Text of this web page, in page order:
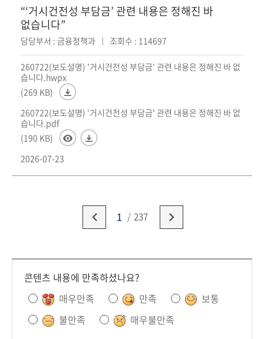
“‘거시건전성 부담금’ 관련 내용은 정해진 바
없습니다”
담당부서 : 금융정책과 조회수 : 114697
260722(보도설명) '거시건전성 부담금' 관련 내용은 정해진 바 없
습니다.hwpx
(269 KB)
260722(보도설명) '거시건전성 부담금' 관련 내용은 정해진 바 없
습니다.pdf
(190 KB)
2026-07-23
1 237
콘텐츠 내용에 만족하셨나요?
매우만족
만족
보통
불만족
매우불만족